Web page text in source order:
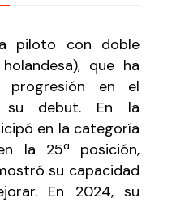
piloto con doble
que ha
progresión en el
su debut. En la
en la categoría
la 25ª posición,
su capacidad
En 2024, su